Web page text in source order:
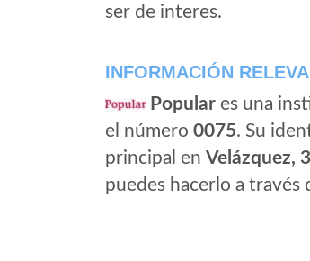
ser de interes.
INFORMACIÓN
Popular es una
el número 0075. Su
principal en Velázquez,
puedes hacerlo a